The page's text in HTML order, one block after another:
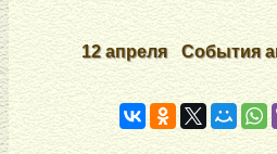
12 апреля События